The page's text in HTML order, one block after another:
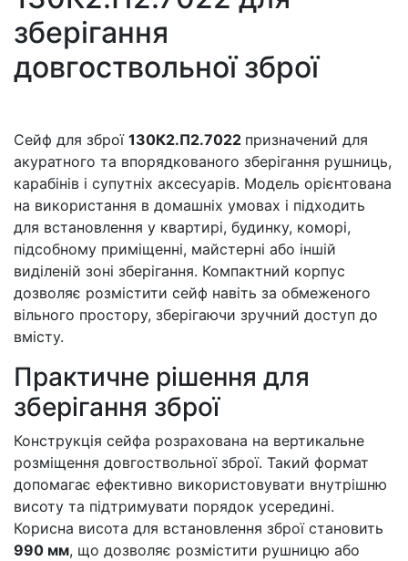
зберігання
довгоствольної зброї
Сейф для зброї 130К2.П2.7022 призначений для
акуратного та впорядкованого зберігання рушниць,
карабінів і супутніх аксесуарів. Модель орієнтована
на використання в домашніх умовах і підходить
для встановлення у квартирі, будинку, коморі,
підсобному приміщенні, майстерні або іншій
виділеній зоні зберігання. Компактний корпус
дозволяє розмістити сейф навіть за обмеженого
вільного простору, зберігаючи зручний доступ до
вмісту.
Практичне рішення для
зберігання зброї
Конструкція сейфа розрахована на вертикальне
розміщення довгоствольної зброї. Такий формат
допомагає ефективно використовувати внутрішню
висоту та підтримувати порядок усередині.
Корисна висота для встановлення зброї становить
990 мм, що дозволяє розмістити рушницю або